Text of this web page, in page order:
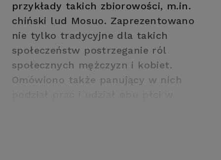
przykłady takich zbiorowości, m.in.
chiński lud Mosuo. Zaprezentowano
nie tylko tradycyjne dla takich
społeczeństw postrzeganie ról
społecznych mężczyzn i kobiet.
Omówiono także panujący w nich